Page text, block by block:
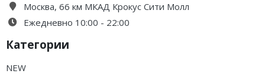
Москва, 66 км МКАД Крокус Сити Молл
Ежедневно 10:00 - 22:00
Категории
NEW